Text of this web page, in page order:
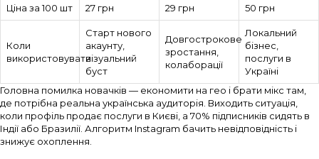
Ціна за 100 шт 27 грн 29 грн 50 грн
Коли
використовувати
Старт нового
акаунту,
візуальний
буст
Довгострокове
зростання,
колаборації
Локальний
бізнес,
послуги в
Україні
Головна помилка новачків — економити на гео і брати мікс там,
де потрібна реальна українська аудиторія. Виходить ситуація,
коли профіль продає послуги в Києві, а 70% підписників сидять в
Індії або Бразилії. Алгоритм Instagram бачить невідповідність і
знижує охоплення.